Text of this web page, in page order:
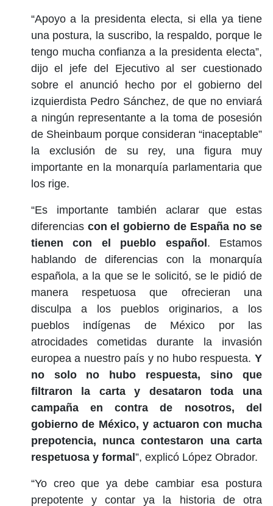
“Apoyo a la presidenta electa, si ella ya tiene
una postura, la suscribo, la respaldo, porque le
tengo mucha confianza a la presidenta electa”,
dijo el jefe del Ejecutivo al ser cuestionado
sobre el anunció hecho por el gobierno del
izquierdista Pedro Sánchez, de que no enviará
a ningún representante a la toma de posesión
de Sheinbaum porque consideran “inaceptable”
la exclusión de su rey, una figura muy
importante en la monarquía parlamentaria que
los rige.
“Es importante también aclarar que estas
diferencias con el gobierno de España no se
tienen con el pueblo español. Estamos
hablando de diferencias con la monarquía
española, a la que se le solicitó, se le pidió de
manera respetuosa que ofrecieran una
disculpa a los pueblos originarios, a los
pueblos indígenas de México por las
atrocidades cometidas durante la invasión
europea a nuestro país y no hubo respuesta. Y
no solo no hubo respuesta, sino que
filtraron la carta y desataron toda una
campaña en contra de nosotros, del
gobierno de México, y actuaron con mucha
prepotencia, nunca contestaron una carta
respetuosa y formal”, explicó López Obrador.
“Yo creo que ya debe cambiar esa postura
prepotente y contar ya la historia de otra